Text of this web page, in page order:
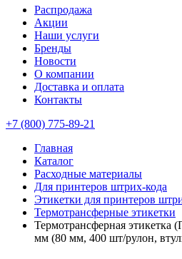
Распродажа
Акции
Наши услуги
Бренды
Новости
О компании
Доставка и оплата
Контакты
+7 (800) 775-89-21
Главная
Каталог
Расходные материалы
Для принтеров штрих-кода
Этикетки для принтеров
Термотрансферные этикетки
Термотрансферная этикетка
мм (80 мм, 400 шт/рулон,